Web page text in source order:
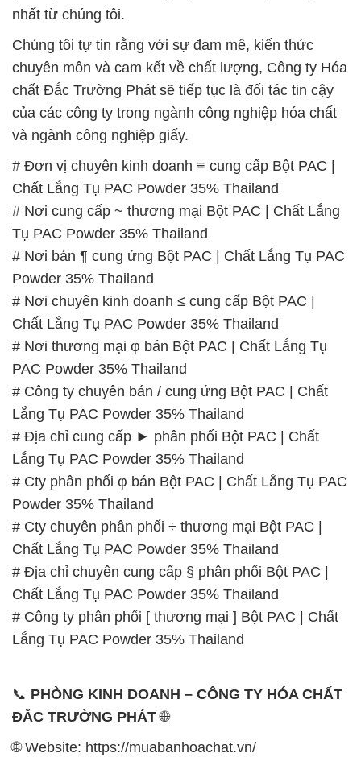
nhất từ chúng tôi.
Chúng tôi tự tin rằng với sự đam mê, kiến thức
chuyên môn và cam kết về chất lượng, Công ty Hóa
chất Đắc Trường Phát sẽ tiếp tục là đối tác tin cậy
của các công ty trong ngành công nghiệp hóa chất
và ngành công nghiệp giấy.
# Đơn vị chuyên kinh doanh ≡ cung cấp Bột PAC |
Chất Lắng Tụ PAC Powder 35% Thailand
# Nơi cung cấp ~ thương mại Bột PAC | Chất Lắng
Tụ PAC Powder 35% Thailand
# Nơi bán ¶ cung ứng Bột PAC | Chất Lắng Tụ PAC
Powder 35% Thailand
# Nơi chuyên kinh doanh ≤ cung cấp Bột PAC |
Chất Lắng Tụ PAC Powder 35% Thailand
# Nơi thương mại φ bán Bột PAC | Chất Lắng Tụ
PAC Powder 35% Thailand
# Công ty chuyên bán / cung ứng Bột PAC | Chất
Lắng Tụ PAC Powder 35% Thailand
# Địa chỉ cung cấp ► phân phối Bột PAC | Chất
Lắng Tụ PAC Powder 35% Thailand
# Cty phân phối φ bán Bột PAC | Chất Lắng Tụ PAC
Powder 35% Thailand
# Cty chuyên phân phối ÷ thương mại Bột PAC |
Chất Lắng Tụ PAC Powder 35% Thailand
# Địa chỉ chuyên cung cấp § phân phối Bột PAC |
Chất Lắng Tụ PAC Powder 35% Thailand
# Công ty phân phối [ thương mại ] Bột PAC | Chất
Lắng Tụ PAC Powder 35% Thailand
📞 PHÒNG KINH DOANH – CÔNG TY HÓA CHẤT
ĐẮC TRƯỜNG PHÁT🌐
🌐 Website: https://muabanhoachat.vn/